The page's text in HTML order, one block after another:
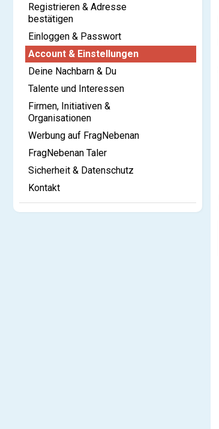
Registrieren & Adresse
bestätigen
Einloggen & Passwort
Account & Einstellungen
Deine Nachbarn & Du
Talente und Interessen
Firmen, Initiativen &
Organisationen
Werbung auf FragNebenan
FragNebenan Taler
Sicherheit & Datenschutz
Kontakt